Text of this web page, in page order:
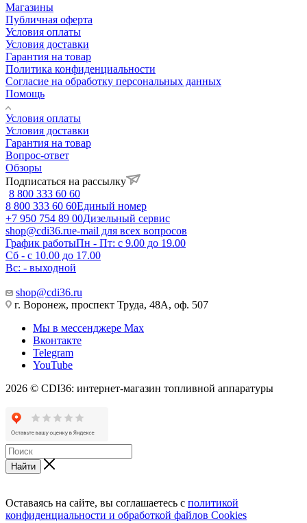
Магазины
Публичная оферта
Условия оплаты
Условия доставки
Гарантия на товар
Политика конфиденциальности
Согласие на обработку персональных данных
Помощь
Условия оплаты
Условия доставки
Гарантия на товар
Вопрос-ответ
Обзоры
Подписаться на рассылку
8 800 333 60 60
8 800 333 60 60Единый номер
+7 950 754 89 00Дизельный сервис
shop@cdi36.rue-mail для всех вопросов
График работыПн - Пт: с 9.00 до 19.00
Сб - с 10.00 до 17.00
Вс: - выходной
shop@cdi36.ru
г. Воронеж, проспект Труда, 48А, оф. 507
Мы в мессенджере Max
Вконтакте
Telegram
YouTube
2026 © CDI36: интернет-магазин топливной аппаратуры
Найти
Оставаясь на сайте, вы соглашаетесь с политикой
конфиденциальности и обработкой файлов Cookies